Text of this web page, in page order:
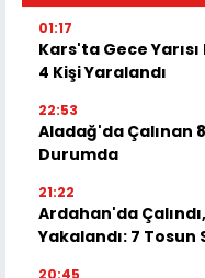
01:17
Kars'ta Gece
4 Kişi Yaralandı
22:53
Aladağ'da Çalınan
Durumda
21:22
Ardahan'da
Yakalandı: 7
20:45